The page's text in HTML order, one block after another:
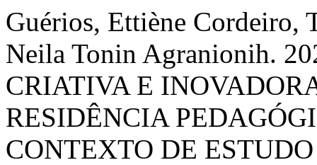
Guérios, Ettiène Cordeiro,
Neila Tonin Agranionih.
CRIATIVA E
RESIDÊNCIA
CONTEXTO DE